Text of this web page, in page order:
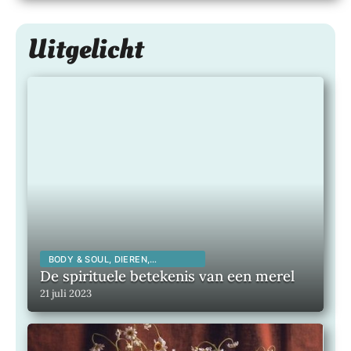
Uitgelicht
BODY & SOUL, DIEREN,
SPIRITUALITEIT,
De spirituele betekenis van een merel
21 juli 2023